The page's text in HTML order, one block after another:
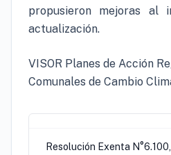
propusieron mejoras al
actualización.
VISOR Planes de Acción
Comunales de Cambio
Resolución Exenta